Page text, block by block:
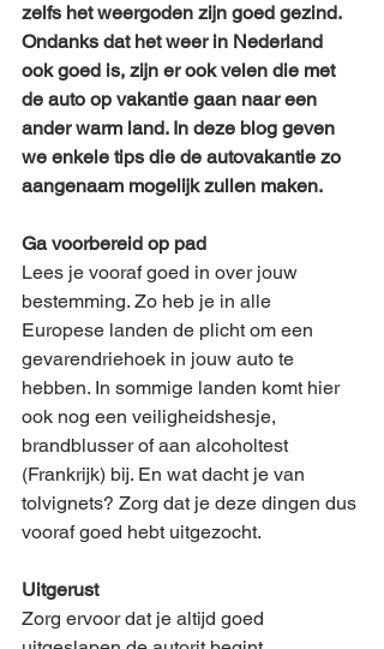
zelfs het weergoden zijn goed gezind.
Ondanks dat het weer in Nederland
ook goed is, zijn er ook velen die met
de auto op vakantie gaan naar een
ander warm land. In deze blog geven
we enkele tips die de autovakantie zo
aangenaam mogelijk zullen maken.
Ga voorbereid op pad
Lees je vooraf goed in over jouw
bestemming. Zo heb je in alle
Europese landen de plicht om een
gevarendriehoek in jouw auto te
hebben. In sommige landen komt hier
ook nog een veiligheidshesje,
brandblusser of aan alcoholtest
(Frankrijk) bij. En wat dacht je van
tolvignets? Zorg dat je deze dingen dus
vooraf goed hebt uitgezocht.
Uitgerust
Zorg ervoor dat je altijd goed